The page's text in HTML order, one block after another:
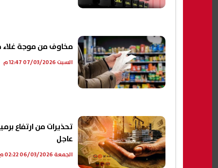
مخاوف من موجة غلاء
السبت 07/03/2026 12:47 م
عاجل
الجمعة 06/03/2026 02:22 م